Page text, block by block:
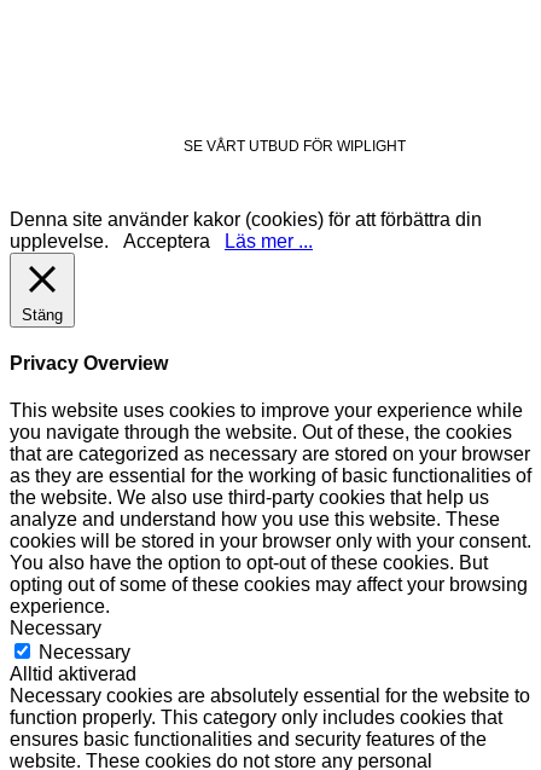
SE VÅRT UTBUD FÖR WIPLIGHT
Denna site använder kakor (cookies) för att förbättra din
upplevelse. Acceptera Läs mer ...
Stäng
Privacy Overview
This website uses cookies to improve your experience while
you navigate through the website. Out of these, the cookies
that are categorized as necessary are stored on your browser
as they are essential for the working of basic functionalities of
the website. We also use third-party cookies that help us
analyze and understand how you use this website. These
cookies will be stored in your browser only with your consent.
You also have the option to opt-out of these cookies. But
opting out of some of these cookies may affect your browsing
experience.
Necessary
Necessary
Alltid aktiverad
Necessary cookies are absolutely essential for the website to
function properly. This category only includes cookies that
ensures basic functionalities and security features of the
website. These cookies do not store any personal